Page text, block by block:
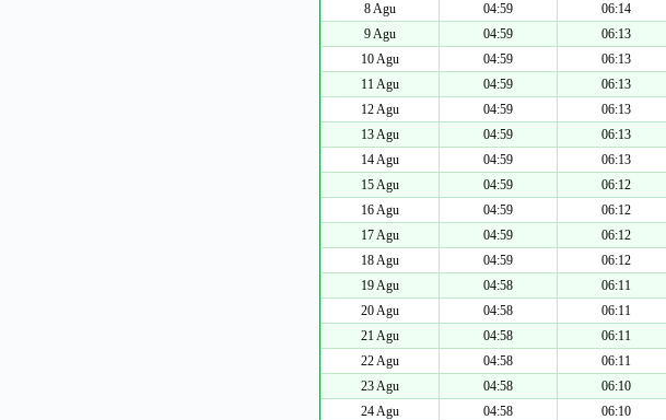
8 Agu
04:59 06:14
9 Agu
04:59 06:13
10 Agu
04:59 06:13
11 Agu
04:59 06:13
12 Agu
04:59 06:13
13 Agu
04:59 06:13
14 Agu
04:59 06:13
15 Agu
04:59 06:12
16 Agu
04:59 06:12
17 Agu
04:59 06:12
18 Agu
04:59 06:12
19 Agu
04:58 06:11
20 Agu
04:58 06:11
21 Agu
04:58 06:11
22 Agu
04:58 06:11
23 Agu
04:58 06:10
24 Agu
04:58 06:10